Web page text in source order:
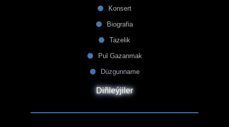
Konsert
Biografia
Tazelik
Pul Gazanmak
Düzgunname
Diñleýjiler